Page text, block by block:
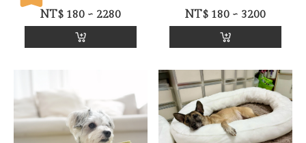
NT$ 180 ~ 2280
NT$ 180 ~ 3200